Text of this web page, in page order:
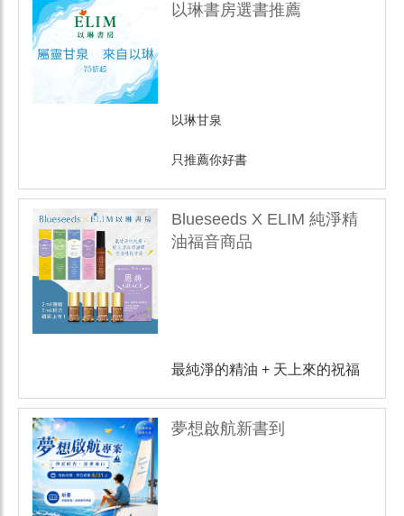
以琳書房選書推薦
以琳甘泉
只推薦你好書
Blueseeds X ELIM 純淨精
油福音商品
最純淨的精油 + 天上來的祝福
夢想啟航新書到